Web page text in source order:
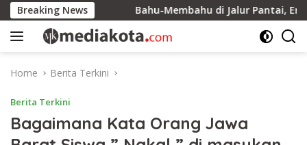
Skip
to
content
Breaking News
Ingkar Bahu-Membahu di Jalur Pantai, Energi
Home Berita Terkini
Berita Terkini
Bagaimana Kata Orang Jawa